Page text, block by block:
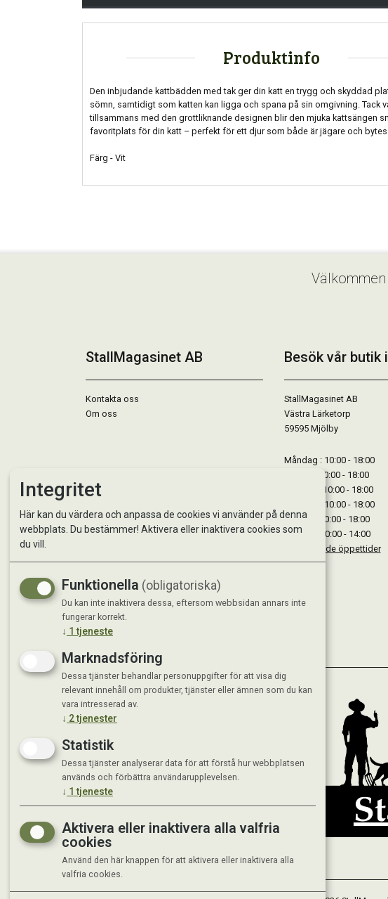
Produktinfo
Den inbjudande kattbädden med tak ger din katt en trygg och skyddad
sömn, samtidigt som katten kan ligga och spana på sin omgivning. Tack
tillsammans med den grottliknande designen blir den mjuka kattsängen
favoritplats för din katt – perfekt för ett djur som både är jägare och
Färg - Vit
StallMagasinet AB
Kontakta oss
Om oss
Besök vår butik
StallMagasinet AB
Västra Lärketorp
59595 Mjölby
Måndag : 10:00 - 18:00
Tisdag : 10:00 - 18:00
Onsdag : 10:00 - 18:00
Torsdag : 10:00 - 18:00
Fredag : 10:00 - 18:00
Lördag : 10:00 - 14:00
Se avvikande öppettider
Integritet
Här kan du värdera och anpassa de cookies vi använder på denna
webbplats. Du bestämmer! Aktivera eller inaktivera cookies som
du vill.
Funktionella (obligatoriska)
Du kan inte inaktivera dessa, eftersom webbsidan annars inte
fungerar korrekt.
↓ 1 tjeneste
Marknadsföring
Dessa tjänster behandlar personuppgifter för att visa dig
relevant innehåll om produkter, tjänster eller ämnen som du kan
vara intresserad av.
↓ 2tjenester
Statistik
Dessa tjänster analyserar data för att förstå hur webbplatsen
används och förbättra användarupplevelsen.
↓ 1 tjeneste
Aktivera eller inaktivera alla valfria
cookies
Använd den här knappen för att aktivera eller inaktivera alla
valfria cookies.